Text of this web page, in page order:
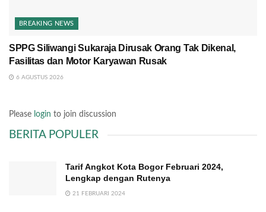
BREAKING NEWS
SPPG Siliwangi Sukaraja Dirusak Orang Tak Dikenal,
Fasilitas dan Motor Karyawan Rusak
6 AGUSTUS 2026
Please login to join discussion
BERITA POPULER
Tarif Angkot Kota Bogor Februari 2024,
Lengkap dengan Rutenya
21 FEBRUARI 2024